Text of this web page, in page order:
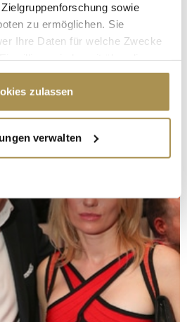
sowie
zu ermöglichen. Sie
Ihre Daten für welche Zwecke
Klicken auf das Privacy
widerrufen
Ihre geografische Lage
auf einige Meter genau sein
(Fingerprinting) identifizieren
wie Ihre persönlichen Daten
legen Sie Ihre Präferenzen im
fest.
um Inhalte und Anzeigen zu
für soziale Medien anbieten
zulassen
verwalten